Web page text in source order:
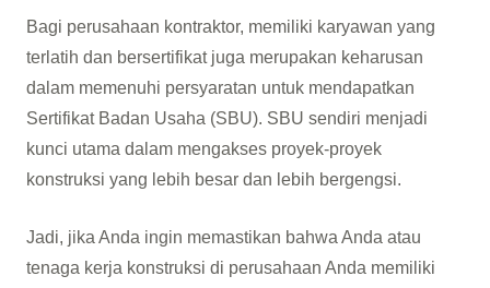
Bagi perusahaan kontraktor, memiliki karyawan yang
terlatih dan bersertifikat juga merupakan keharusan
dalam memenuhi persyaratan untuk mendapatkan
Sertifikat Badan Usaha (SBU). SBU sendiri menjadi
kunci utama dalam mengakses proyek-proyek
konstruksi yang lebih besar dan lebih bergengsi.
Jadi, jika Anda ingin memastikan bahwa Anda atau
tenaga kerja konstruksi di perusahaan Anda memiliki